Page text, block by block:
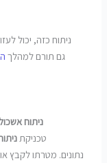
ניתוח כזה, יכול
גם תורם למהלך
ניתוח
טכניקת
נתונים. מטרתו לקבץ